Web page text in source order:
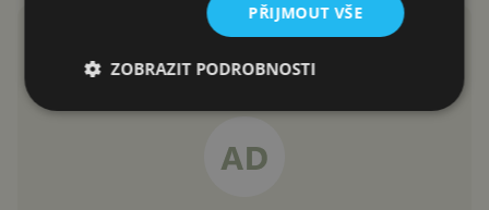
PŘIJMOUT VŠE
ZOBRAZIT PODROBNOSTI